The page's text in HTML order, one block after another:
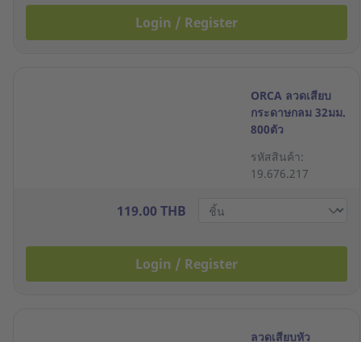
Login / Register
ORCA ลวดเสียบ
กระดาษกลม 32มม.
800ตัว
รหัสสินค้า:
19.676.217
119.00 THB
Login / Register
ลวดเสียบหัว